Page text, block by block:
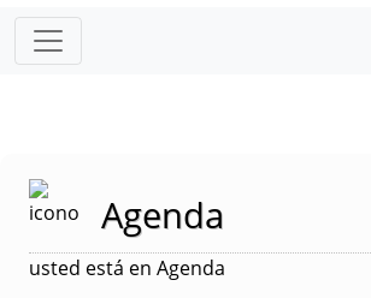
Agenda
usted está en Agenda